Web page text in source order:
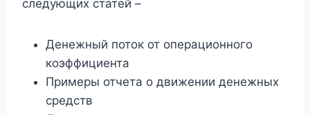
следующих статей –
Денежный поток от операционного
коэффициента
Примеры отчета о движении денежных
средств